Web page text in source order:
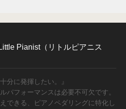
Pianist（リトルピアニス
分に発揮したい。』
パフォーマンスは必要不可欠です。
できる、ピアノペダリングに特化し